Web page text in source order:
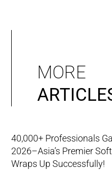
MORE
40,000+ Professionals
2026–Asia’s Premier
Wraps Up Successfully!